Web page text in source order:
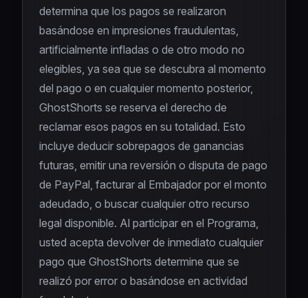
determina que los pagos se realizaron
basándose en impresiones fraudulentas,
artificialmente infladas o de otro modo no
elegibles, ya sea que se descubra al momento
del pago o en cualquier momento posterior,
GhostShorts se reserva el derecho de
reclamar esos pagos en su totalidad. Esto
incluye deducir sobrepagos de ganancias
futuras, emitir una reversión o disputa de pago
de PayPal, facturar al Embajador por el monto
adeudado, o buscar cualquier otro recurso
legal disponible. Al participar en el Programa,
usted acepta devolver de inmediato cualquier
pago que GhostShorts determine que se
realizó por error o basándose en actividad